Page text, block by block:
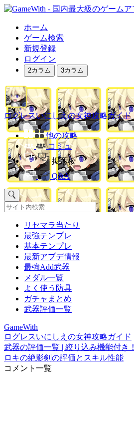
ホーム
ゲーム検索
新規登録
ログイン
2カラム 3カラム
ログレスいにしえの女神攻略ガイド
他の攻略
コミュ
掲示板
Q&A
リセマラ当たり
最強テンプレ
基本テンプレ
最新アプデ情報
最強Add武器
メダル一覧
よく使う防具
ガチャまとめ
武器評価一覧
GameWith
ログレスいにしえの女神攻略ガイド
武器の評価一覧 | 絞り込み機能付き！
ロキの絶影剣の評価とスキル性能
コメント一覧